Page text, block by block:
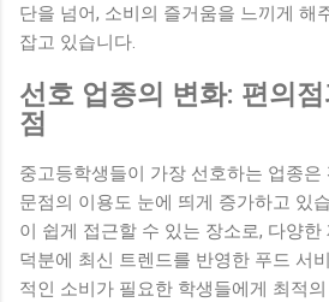
단을 넘어, 소비의 즐거움을 느끼게 해
잡고 있습니다.
선호 업종의 변화: 편의
점
중고등학생들이 가장 선호하는 업종은
문점의 이용도 눈에 띄게 증가하고 있
이 쉽게 접근할 수 있는 장소로, 다양
덕분에 최신 트렌드를 반영한 푸드 서
적인 소비가 필요한 학생들에게 최적